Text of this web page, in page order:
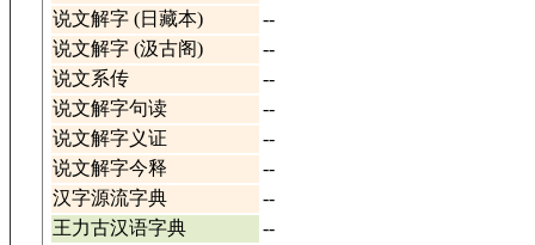
说文解字 (日藏本)
--
说文解字 (汲古阁)
--
说文系传
--
说文解字句读
--
说文解字义证
--
说文解字今释
--
汉字源流字典
--
王力古汉语字典
--